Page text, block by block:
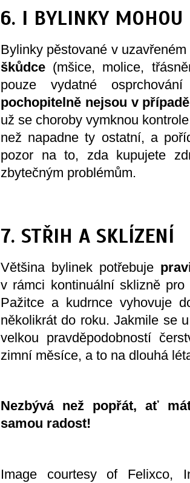
6. I BYLINKY MOHOU
Bylinky pěstované v
škůdce (mšice, molice,
pouze vydatné
pochopitelně nejsou v
už se choroby vymknou
než napadne ty ostatní, a
pozor na to, zda kupujete
zbytečným problémům.
7. STŘIH A SKLÍZENÍ
Většina bylinek potřebuje
v rámci kontinuální sklizně
Pažitce a kudrnce vyhovuje
několikrát do roku. Jakmile se
velkou pravděpodobností
zimní měsíce, a to na dlouhá
Nezbývá než popřát, ať
samou radost!
Image courtesy of Felixco,